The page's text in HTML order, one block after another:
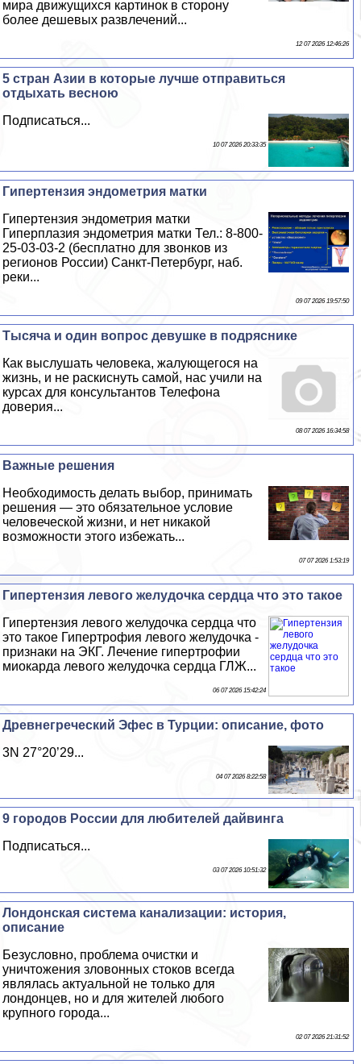
мира движущихся картинок в сторону
более дешевых развлечений...
12 07 2026 12:46:26
5 стран Азии в которые лучше отправиться
отдыхать весною
Подписаться...
10 07 2026 20:33:35
Гипертензия эндометрия матки
Гипертензия эндометрия матки
Гиперплазия эндометрия матки Тел.: 8-800-
25-03-03-2 (бесплатно для звонков из
регионов России) Санкт-Петербург, наб.
реки...
09 07 2026 19:57:50
Тысяча и один вопрос дeвyшке в подряснике
Как выслушать человека, жалующегося на
жизнь, и не раскиснуть самой, нас учили на
курсах для консультантов Телефона
доверия...
08 07 2026 16:34:58
Важные решения
Необходимость делать выбор, принимать
решения — это обязательное условие
человеческой жизни, и нет никакой
возможности этого избежать...
07 07 2026 1:53:19
Гипертензия левого желудочка сердца что это такое
Гипертензия левого желудочка сердца что
это такое Гипертрофия левого желудочка -
признаки на ЭКГ. Лечение гипертрофии
миокарда левого желудочка сердца ГЛЖ...
06 07 2026 15:42:24
Древнегреческий Эфес в Турции: описание, фото
3N 27°20’29...
04 07 2026 8:22:58
9 городов России для любителей дайвинга
Подписаться...
03 07 2026 10:51:32
Лондонская система канализации: история,
описание
Безусловно, проблема очистки и
уничтожения зловонных стоков всегда
являлась актуальной не только для
лондонцев, но и для жителей любого
крупного города...
02 07 2026 21:31:52